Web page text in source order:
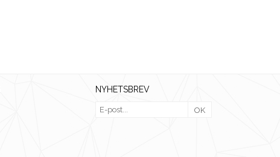
NYHETSBREV
OK